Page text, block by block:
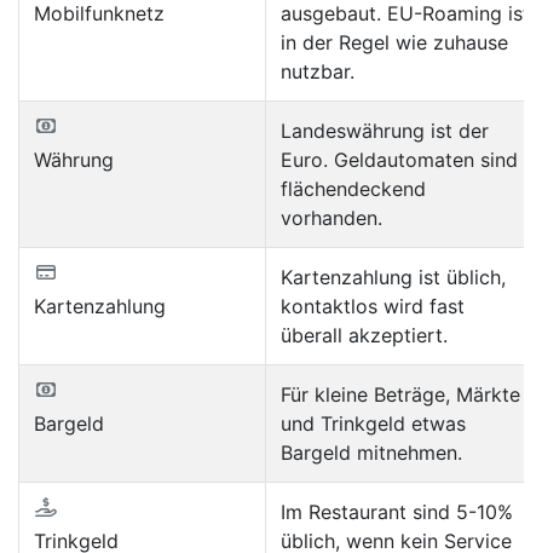
Mobilfunknetz
ausgebaut. EU-Roaming ist
in der Regel wie zuhause
nutzbar.
Währung
Landeswährung ist der
Euro. Geldautomaten sind
flächendeckend
vorhanden.
Kartenzahlung
Kartenzahlung ist üblich,
kontaktlos wird fast
überall akzeptiert.
Bargeld
Für kleine Beträge, Märkte
und Trinkgeld etwas
Bargeld mitnehmen.
Trinkgeld
Im Restaurant sind 5-10%
üblich, wenn kein Service